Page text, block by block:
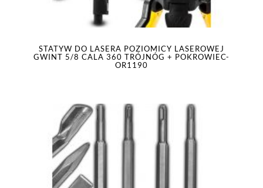
STATYW DO LASERA POZIOMICY LASEROWEJ
GWINT 5/8 CALA 360 TRÓJNÓG + POKROWIEC-
OR1190